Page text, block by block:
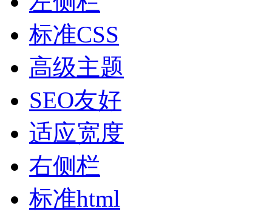
标准CSS
高级主题
SEO友好
适应宽度
右侧栏
标准html